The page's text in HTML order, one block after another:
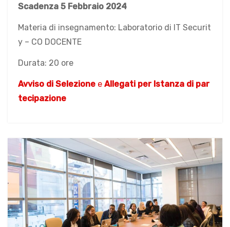
Scadenza 5 Febbraio 2024
Materia di insegnamento: Laboratorio di IT Securit
y – CO DOCENTE
Durata: 20 ore
Avviso di Selezione e Allegati per Istanza di par
tecipazione